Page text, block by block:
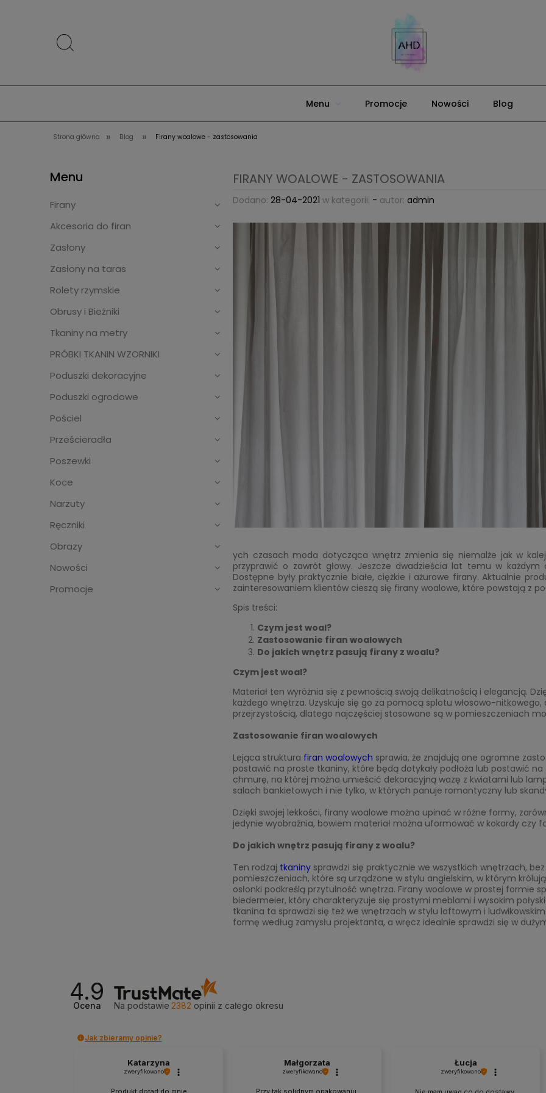
Menu Promocje Nowości Blog
Strona główna » Blog » Firany woalowe - zastosowania
Menu
Firany
Akcesoria do firan
Zasłony
Zasłony na taras
Rolety rzymskie
Obrusy i Bieżniki
Tkaniny na metry
PRÓBKI TKANIN WZORNIKI
Poduszki dekoracyjne
Poduszki ogrodowe
Pościel
Prześcieradła
Poszewki
Koce
Narzuty
Ręczniki
Obrazy
Nowości
Promocje
FIRANY WOALOWE - ZASTOSOWANIA
Dodano: 28-04-2021 w kategorii: - autor: admin
ych czasach moda dotycząca wnętrz zmienia się niemalże jak w
przyprawić o zawrót głowy. Jeszcze dwadzieścia lat temu w każdym
Dostępne były praktycznie białe, ciężkie i ażurowe firany. Aktualnie
zainteresowaniem klientów cieszą się firany woalowe, które powstają z
Spis treści:
Czym jest woal?
Zastosowanie firan woalowych
Do jakich wnętrz pasują firany z woalu?
Czym jest woal?
Materiał ten wyróżnia się z pewnością swoją delikatnością i elegancją.
każdego wnętrza. Uzyskuje się go za pomocą splotu włosowo-
przejrzystością, dlatego najczęściej stosowane są w pomieszczeniach
Zastosowanie firan woalowych
Lejąca struktura firan woalowych sprawia, że znajdują one ogromne
postawić na proste tkaniny, które będą dotykały podłoża lub postawić
chmurę, na której można umieścić dekoracyjną wazę z kwiatami lub
salach bankietowych i nie tylko, w których panuje romantyczny lub
Dzięki swojej lekkości, firany woalowe można upinać w różne formy,
jedynie wyobraźnia, bowiem materiał można uformować w kokardy czy
Do jakich wnętrz pasują firany z woalu?
Ten rodzaj tkaniny sprawdzi się praktycznie we wszystkich wnętrzach,
pomieszczeniach, które są urządzone w stylu angielskim, w którym
osłonki podkreślą przytulność wnętrza. Firany woalowe w prostej formie
biedermeier, który charakteryzuje się prostymi meblami i wysokim
tkanina ta sprawdzi się też we wnętrzach w stylu loftowym i
formę według zamysłu projektanta, a wręcz idealnie sprawdzi się w
4.9
Ocena Na podstawie 2382 opinii z całego okresu
Jak zbieramy opinie?
Katarzyna
zweryfikowano
Produkt dotarł do mnie
Małgorzata
zweryfikowano
Przy tak solidnym opakowaniu,
Łucja
zweryfikowano